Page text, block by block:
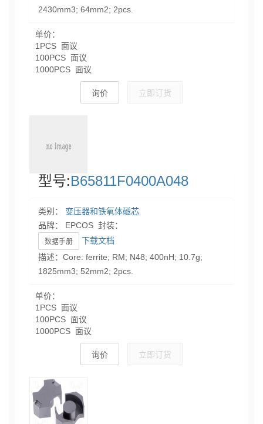
2430mm3; 64mm2; 2pcs.
单价：
1PCS 面议
100PCS 面议
1000PCS 面议
询价 立即订货
型号:B65811F0400A048
类别： 变压器和铁氧体磁芯
品牌： EPCOS 封装：
数据手册
下载文档
描述：Core: ferrite; RM; N48; 400nH; 10.7g;
1825mm3; 52mm2; 2pcs.
单价：
1PCS 面议
100PCS 面议
1000PCS 面议
询价 立即订货